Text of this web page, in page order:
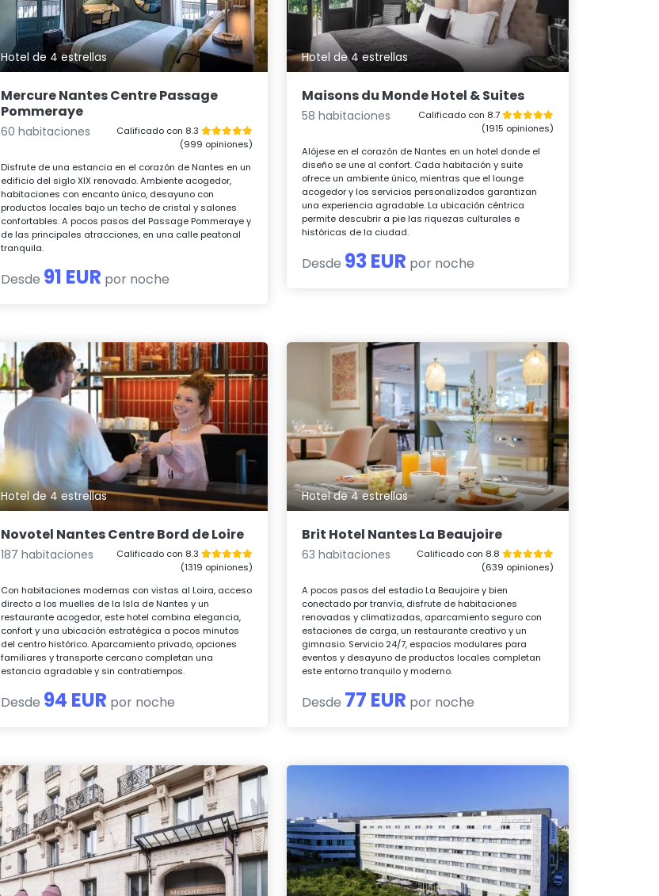
Hotel de 4 estrellas
Mercure Nantes Centre Passage
Pommeraye
60 habitaciones
Calificado con 8.3
(999 opiniones)
Disfrute de una estancia en el corazón de Nantes en un
edificio del siglo XIX renovado. Ambiente acogedor,
habitaciones con encanto único, desayuno con
productos locales bajo un techo de cristal y salones
confortables. A pocos pasos del Passage Pommeraye y
de las principales atracciones, en una calle peatonal
tranquila.
Desde 91 EUR por noche
Hotel de 4 estrellas
Maisons du Monde Hotel & Suites
58 habitaciones
Calificado con 8.7
(1915 opiniones)
Alójese en el corazón de Nantes en un hotel donde el
diseño se une al confort. Cada habitación y suite
ofrece un ambiente único, mientras que el lounge
acogedor y los servicios personalizados garantizan
una experiencia agradable. La ubicación céntrica
permite descubrir a pie las riquezas culturales e
históricas de la ciudad.
Desde 93 EUR por noche
Hotel de 4 estrellas
Novotel Nantes Centre Bord de Loire
187 habitaciones
Calificado con 8.3
(1319 opiniones)
Con habitaciones modernas con vistas al Loira, acceso
directo a los muelles de la Isla de Nantes y un
restaurante acogedor, este hotel combina elegancia,
confort y una ubicación estratégica a pocos minutos
del centro histórico. Aparcamiento privado, opciones
familiares y transporte cercano completan una
estancia agradable y sin contratiempos.
Desde 94 EUR por noche
Hotel de 4 estrellas
Brit Hotel Nantes La Beaujoire
63 habitaciones
Calificado con 8.8
(639 opiniones)
A pocos pasos del estadio La Beaujoire y bien
conectado por tranvía, disfrute de habitaciones
renovadas y climatizadas, aparcamiento seguro con
estaciones de carga, un restaurante creativo y un
gimnasio. Servicio 24/7, espacios modulares para
eventos y desayuno de productos locales completan
este entorno tranquilo y moderno.
Desde 77 EUR por noche